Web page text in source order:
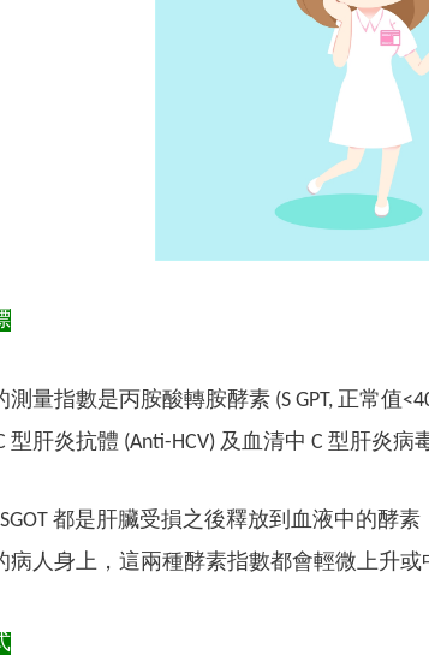
測量指數是丙胺酸轉胺酵素 (S GPT, 正常值
型肝炎抗體 (Anti-HCV) 及血清中 C 型肝炎病
SGOT 都是肝臟受損之後釋放到血液中的酵
病人身上，這兩種酵素指數都會輕微上升